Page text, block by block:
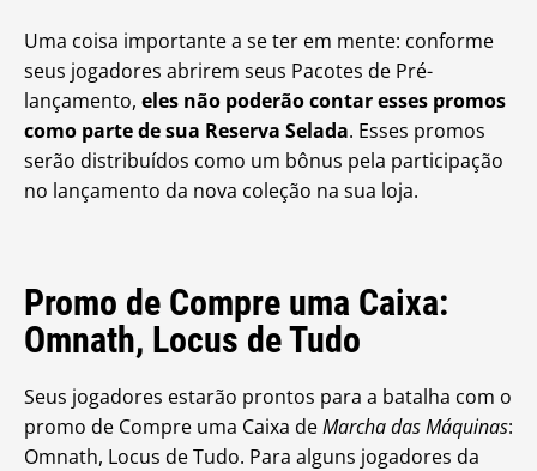
Uma coisa importante a se ter em mente: conforme
seus jogadores abrirem seus Pacotes de Pré-
lançamento, eles não poderão contar esses promos
como parte de sua Reserva Selada. Esses promos
serão distribuídos como um bônus pela participação
no lançamento da nova coleção na sua loja.
Promo de Compre uma Caixa:
Omnath, Locus de Tudo
Seus jogadores estarão prontos para a batalha com o
promo de Compre uma Caixa deMarcha das Máquinas:
Omnath, Locus de Tudo. Para alguns jogadores da